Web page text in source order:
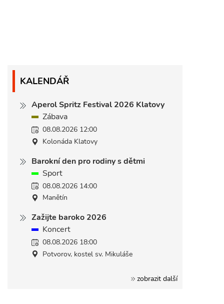
KALENDÁŘ
Aperol Spritz Festival 2026 Klatovy
Zábava
08.08.2026 12:00
Kolonáda Klatovy
Barokní den pro rodiny s dětmi
Sport
08.08.2026 14:00
Manětín
Zažijte baroko 2026
Koncert
08.08.2026 18:00
Potvorov, kostel sv. Mikuláše
zobrazit další